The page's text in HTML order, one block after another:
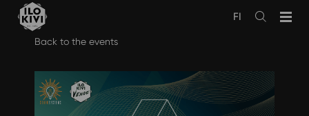
Avaa
FI
Back to the events